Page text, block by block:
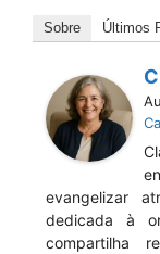
Sobre Últimos
evangelizar
dedicada à
compartilha